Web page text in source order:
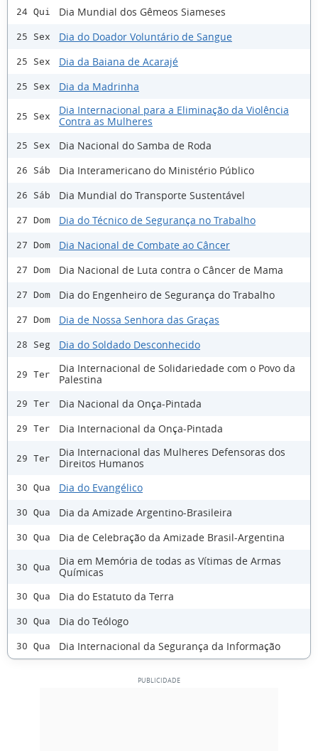
24 Qui Dia Mundial dos Gêmeos Siameses
25 Sex Dia do Doador Voluntário de Sangue
25 Sex Dia da Baiana de Acarajé
25 Sex Dia da Madrinha
25 Sex
Dia Internacional para a Eliminação da Violência
Contra as Mulheres
25 Sex Dia Nacional do Samba de Roda
26 Sáb Dia Interamericano do Ministério Público
26 Sáb Dia Mundial do Transporte Sustentável
27 Dom Dia do Técnico de Segurança no Trabalho
27 Dom Dia Nacional de Combate ao Câncer
27 Dom Dia Nacional de Luta contra o Câncer de Mama
27 Dom Dia do Engenheiro de Segurança do Trabalho
27 Dom Dia de Nossa Senhora das Graças
28 Seg Dia do Soldado Desconhecido
29 Ter
Dia Internacional de Solidariedade com o Povo da
Palestina
29 Ter Dia Nacional da Onça-Pintada
29 Ter Dia Internacional da Onça-Pintada
29 Ter
Dia Internacional das Mulheres Defensoras dos
Direitos Humanos
30 Qua Dia do Evangélico
30 Qua Dia da Amizade Argentino-Brasileira
30 Qua Dia de Celebração da Amizade Brasil-Argentina
30 Qua
Dia em Memória de todas as Vítimas de Armas
Químicas
30 Qua Dia do Estatuto da Terra
30 Qua Dia do Teólogo
30 Qua Dia Internacional da Segurança da Informação